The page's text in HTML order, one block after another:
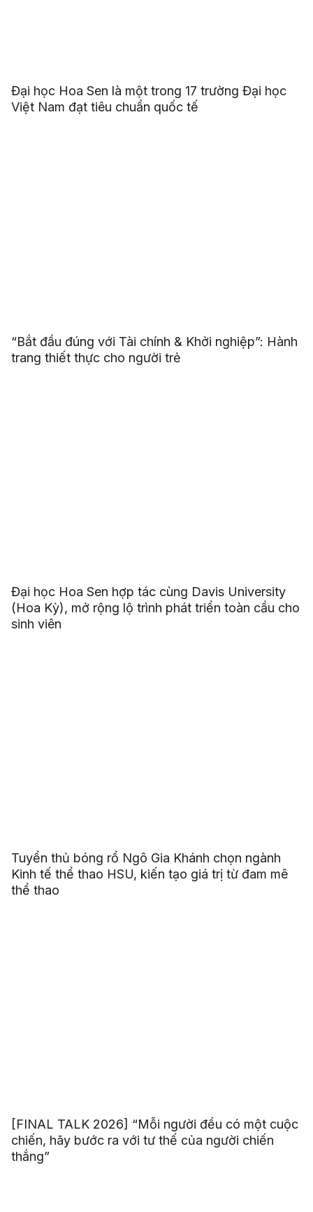
Đại học Hoa Sen là một trong 17 trường Đại học
Việt Nam đạt tiêu chuẩn quốc tế
“Bắt đầu đúng với Tài chính & Khởi nghiệp”: Hành
trang thiết thực cho người trẻ
Đại học Hoa Sen hợp tác cùng Davis University
(Hoa Kỳ), mở rộng lộ trình phát triển toàn cầu cho
sinh viên
Tuyển thủ bóng rổ Ngô Gia Khánh chọn ngành
Kinh tế thể thao HSU, kiến tạo giá trị từ đam mê
thể thao
[FINAL TALK 2026] “Mỗi người đều có một cuộc
chiến, hãy bước ra với tư thế của người chiến
thắng”